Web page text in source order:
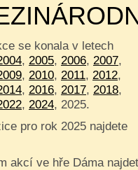
se konala v letech
, 2005, 2006, 2007,
, 2010, 2011, 2012,
, 2016, 2017, 2018,
, 2024, 2025.
pro rok 2025 najdete
akcí ve hře Dáma